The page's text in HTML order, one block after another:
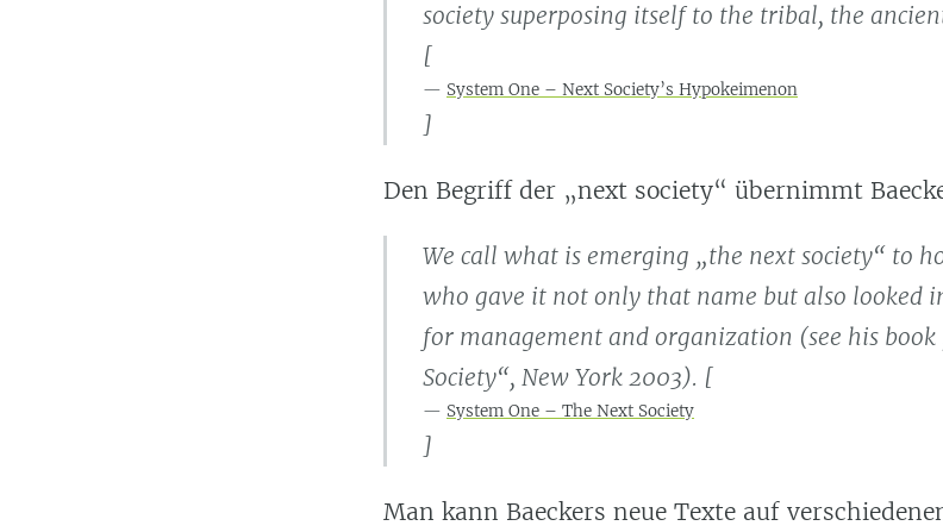
society superposing itself to the tribal, the
[
System One – Next Society’s Hypokeimenon
]
Den Begriff der next society übernimmt
We call what is emerging „the next society“ to
who gave it not only that name but also looked
for management and organization (see his
Society“, New York 2003). [
System One – The Next Society
]
Man kann Baeckers neue Texte auf